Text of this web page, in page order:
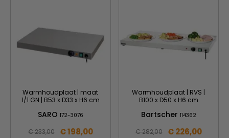
Warmhoudplaat | maat
1/1 GN | B53 x D33 x H6 cm
SARO 172-3076
€ 233,00 € 198,00
Warmhoudplaat | RVS |
B100 x D50 x H6 cm
Bartscher 114362
€ 282,00 € 226,00